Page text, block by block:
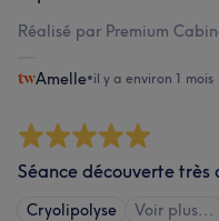
Réalisé par Premium
Amelle•il y a environ 1 mois
Séance découverte très
Cryolipolyse Voir plus...